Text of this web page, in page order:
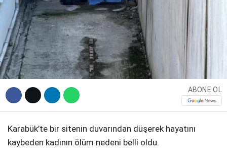
Facebook
Instagram
ABONE OL
Karabük’te bir sitenin duvarından düşerek hayatını
kaybeden kadının ölüm nedeni belli oldu.